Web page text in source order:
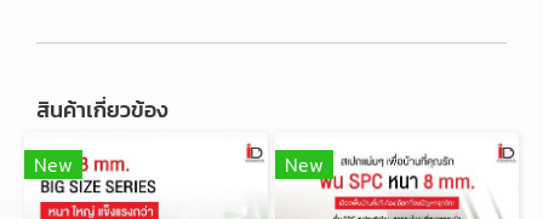
สินค้าเกี่ยวข้อง
New New